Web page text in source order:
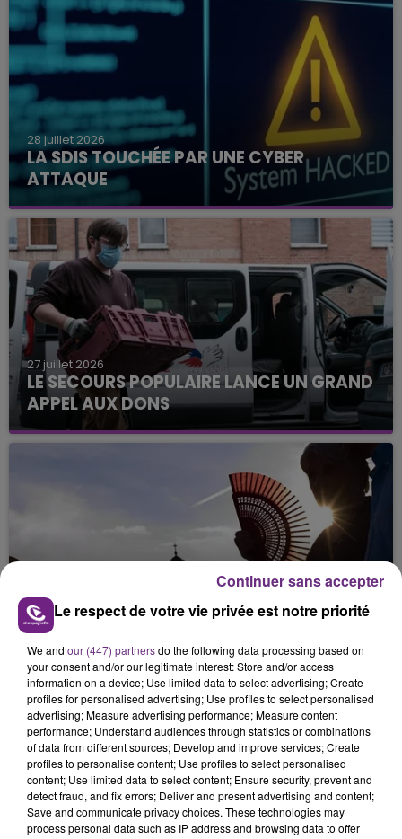
28 juillet 2026
LA SDIS TOUCHÉE PAR UNE CYBER
ATTAQUE
27 juillet 2026
LE SECOURS POPULAIRE LANCE UN GRAND
APPEL AUX DONS
UN RETOUR DES CHALEURS PRÉVU POUR
CETTE SEMAINE
23 juillet 2026
VENDANGES 2026 : LE RENDEMENT FIXÉ À
Le respect de votre vie privée est notre priorité
We and our (447) partnersdo the following data processing based on
your consent and/or our legitimate interest: Store and/or access
information on a device; Use limited data to select advertising; Create
profiles for personalised advertising; Use profiles to select personalised
advertising; Measure advertising performance; Measure content
performance; Understand audiences through statistics or combinations
of data from different sources; Develop and improve services; Create
profiles to personalise content; Use profiles to select personalised
content; Use limited data to select content; Ensure security, prevent and
detect fraud, and fix errors; Deliver and present advertising and content;
Save and communicate privacy choices. These technologies may
process personal data such as IP address and browsing data to offer
Continuer sans accepter